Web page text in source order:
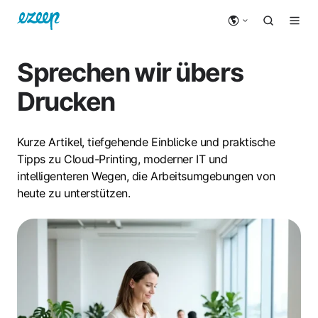
Sprechen wir übers
Drucken
Kurze Artikel, tiefgehende Einblicke und praktische
Tipps zu Cloud-Printing, moderner IT und
intelligenteren Wegen, die Arbeitsumgebungen von
heute zu unterstützen.